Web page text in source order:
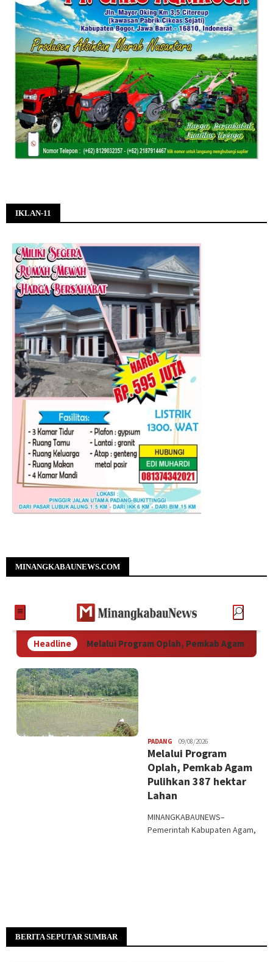
IKLAN-11
MINANGKABAUNEWS.COM
BERITA SEPUTAR SUMBAR